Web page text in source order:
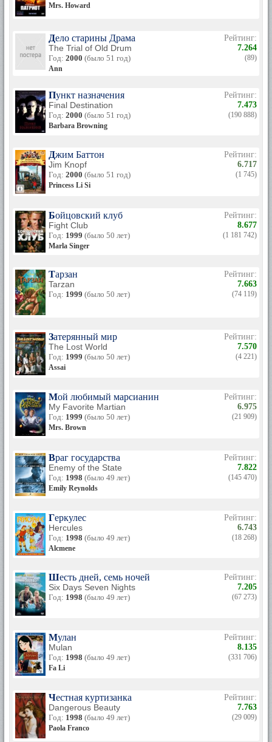
Mrs. Howard
Дело старины Драма
The Trial of Old Drum
Год: 2000 (было 51 год)
Ann
Рейтинг:
7.264
(89)
Пункт назначения
Final Destination
Год: 2000 (было 51 год)
Barbara Browning
Рейтинг:
7.473
(190 888)
Джим Баттон
Jim Knopf
Год: 2000 (было 51 год)
Princess Li Si
Рейтинг:
6.717
(1 745)
Бойцовский клуб
Fight Club
Год: 1999 (было 50 лет)
Marla Singer
Рейтинг:
8.677
(1 181 742)
Тарзан
Tarzan
Год: 1999 (было 50 лет)
Рейтинг:
7.663
(74 119)
Затерянный мир
The Lost World
Год: 1999 (было 50 лет)
Assai
Рейтинг:
7.570
(4 221)
Мой любимый марсианин
My Favorite Martian
Год: 1999 (было 50 лет)
Mrs. Brown
Рейтинг:
6.975
(21 909)
Враг государства
Enemy of the State
Год: 1998 (было 49 лет)
Emily Reynolds
Рейтинг:
7.822
(145 470)
Геркулес
Hercules
Год: 1998 (было 49 лет)
Alcmene
Рейтинг:
6.743
(18 268)
Шесть дней, семь ночей
Six Days Seven Nights
Год: 1998 (было 49 лет)
Рейтинг:
7.205
(67 273)
Мулан
Mulan
Год: 1998 (было 49 лет)
Fa Li
Рейтинг:
8.135
(331 706)
Честная куртизанка
Dangerous Beauty
Год: 1998 (было 49 лет)
Paola Franco
Рейтинг:
7.763
(29 009)